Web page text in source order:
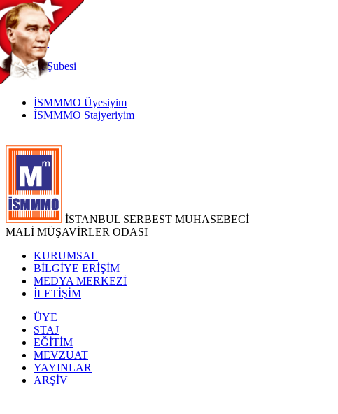
TR
|
EN
İnternetŞubesi
İSMMMO Üyesiyim
İSMMMO Stajyeriyim
İSTANBUL SERBEST MUHASEBECİ
MALİ MÜŞAVİRLER ODASI
KURUMSAL
BİLGİYE ERİŞİM
MEDYA MERKEZİ
İLETİŞİM
ÜYE
STAJ
EĞİTİM
MEVZUAT
YAYINLAR
ARŞİV